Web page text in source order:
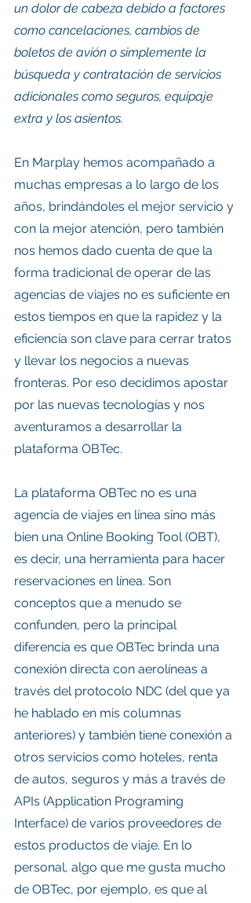
un dolor de cabeza debido a factores
como cancelaciones, cambios de
boletos de avión o simplemente la
búsqueda y contratación de servicios
adicionales como seguros, equipaje
extra y los asientos.
En Marplay hemos acompañado a
muchas empresas a lo largo de los
años, brindándoles el mejor servicio y
con la mejor atención, pero también
nos hemos dado cuenta de que la
forma tradicional de operar de las
agencias de viajes no es suficiente en
estos tiempos en que la rapidez y la
eficiencia son clave para cerrar tratos
y llevar los negocios a nuevas
fronteras. Por eso decidimos apostar
por las nuevas tecnologías y nos
aventuramos a desarrollar la
plataforma OBTec.
La plataforma OBTec no es una
agencia de viajes en línea sino más
bien una Online Booking Tool (OBT),
es decir, una herramienta para hacer
reservaciones en línea. Son
conceptos que a menudo se
confunden, pero la principal
diferencia es que OBTec brinda una
conexión directa con aerolíneas a
través del protocolo NDC (del que ya
he hablado en mis columnas
anteriores) y también tiene conexión a
otros servicios como hoteles, renta
de autos, seguros y más a través de
APIs (Application Programing
Interface) de varios proveedores de
estos productos de viaje. En lo
personal, algo que me gusta mucho
de OBTec, por ejemplo, es que al